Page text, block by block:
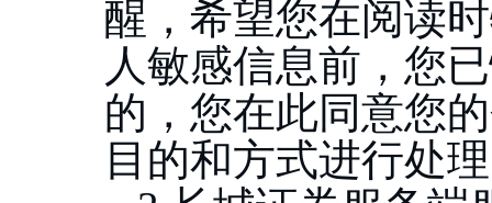
醒，希望您在阅读
人敏感信息前，您
的，您在此同意您
目的和方式进行处